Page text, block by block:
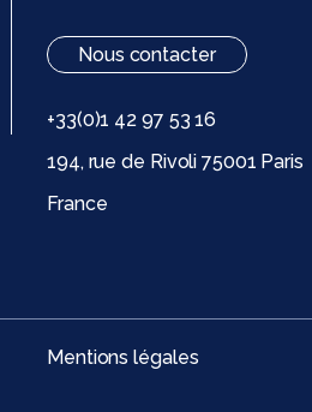
Nous contacter
+33(0)1 42 97 53 16
194, rue de Rivoli 75001 Paris
France
Mentions légales